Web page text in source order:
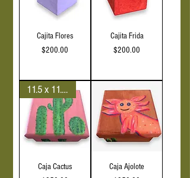
Cajita Flores
Precio
$200.00
Cajita Frida
Precio
$200.00
11.5 x 11.5 cm
Caja Cactus
Caja Ajolote